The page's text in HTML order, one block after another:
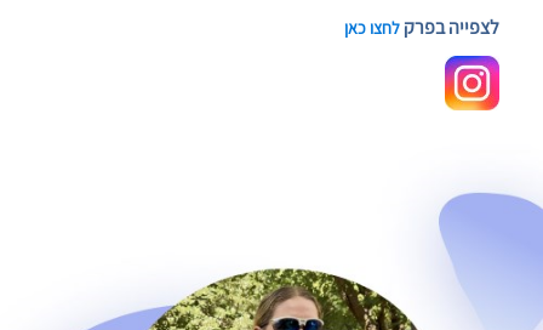
לצפייה בפרק לחצו כאן